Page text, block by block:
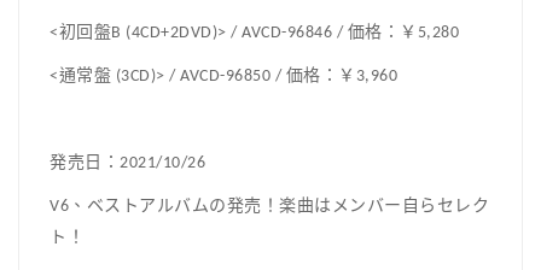
<初回盤B (4CD+2DVD)> / AVCD-96846 / 価格：￥5,280
<通常盤 (3CD)> / AVCD-96850 / 価格：￥3,960
発売日：2021/10/26
V6、ベストアルバムの発売！楽曲はメンバー自らセレク
ト！